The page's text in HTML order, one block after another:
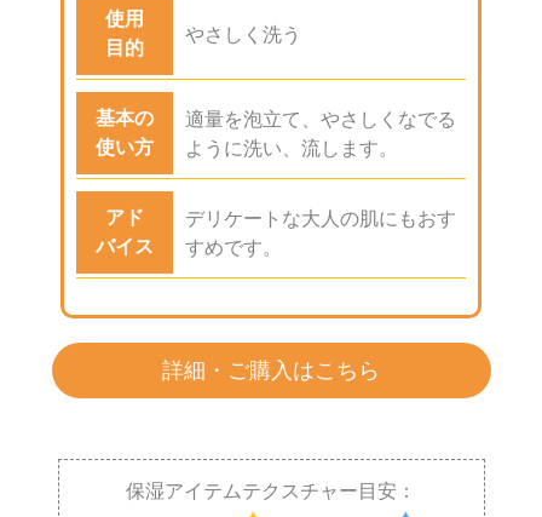
使用
目的
やさしく洗う
基本の
使い方
適量を泡立て、やさしくなでる
ように洗い、流します。
アド
バイス
デリケートな大人の肌にもおす
すめです。
詳細・ご購入はこちら
保湿アイテムテクスチャー目安：